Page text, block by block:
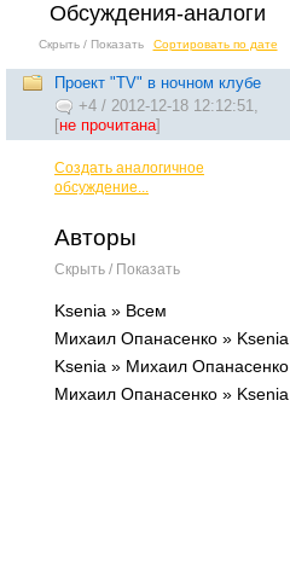
Обсуждения-аналоги
Скрыть / Показать Сортировать по дате
Проект "ТV" в ночном клубе
+4 / 2012-12-18 12:12:51,
[не прочитана]
Создать аналогичное
обсуждение...
Авторы
Скрыть / Показать
Ksenia » Всем
Михаил Опанасенко » Ksenia
Ksenia » Михаил Опанасенко
Михаил Опанасенко » Ksenia